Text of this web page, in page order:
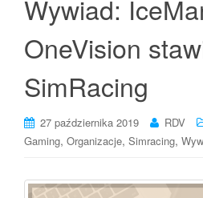
Wywiad:
OneVision
SimRacing
27 października 2019 RDV
Gaming, Organizacje, Simracing,